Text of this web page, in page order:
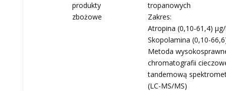
produkty
zbożowe
tropanowych
Zakres:
Atropina (0,10-61,4)
Skopolamina (0,10-
Metoda
chromatografii
tandemową
(LC-MS/MS)